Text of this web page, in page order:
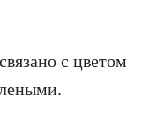
с цветом